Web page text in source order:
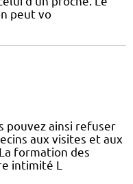
peut vo
pouvez ainsi refuser
aux visites et aux
formation des
intimité L